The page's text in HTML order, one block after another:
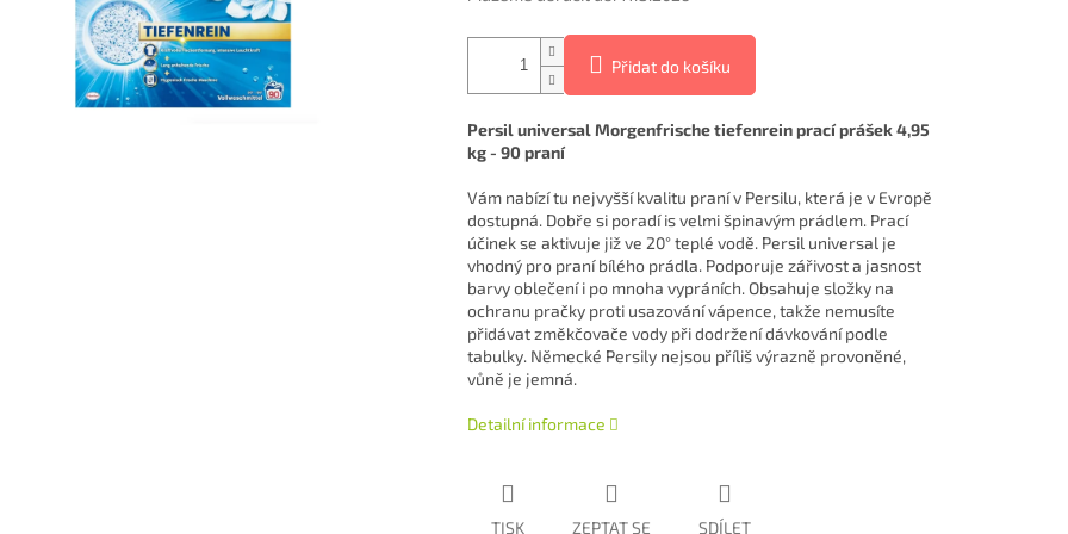
Přidat do košíku
Persil universal Morgenfrische tiefenrein prací prášek 4,95
kg - 90 praní
Vám nabízí tu nejvyšší kvalitu praní v Persilu, která je v Evropě
dostupná. Dobře si poradí is velmi špinavým prádlem. Prací
účinek se aktivuje již ve 20° teplé vodě. Persil universal je
vhodný pro praní bílého prádla. Podporuje zářivost a jasnost
barvy oblečení i po mnoha vypráních. Obsahuje složky na
ochranu pračky proti usazování vápence, takže nemusíte
přidávat změkčovače vody při dodržení dávkování podle
tabulky. Německé Persily nejsou příliš výrazně provoněné,
vůně je jemná.
Detailní informace
TISK ZEPTAT SE SDÍLET